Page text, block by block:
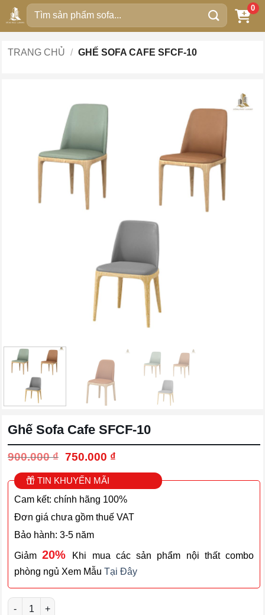
qua
dung
Tìm
kiếm:
0
TRANG CHỦ / GHẾ SOFA CAFE SFCF-10
Ghế Sofa Cafe SFCF-10
900.000₫ Giá
là:
900.000 ₫.
750.000 ₫Giá
là:
750.000 ₫.
TIN KHUYẾN MÃI
Cam kết: chính hãng 100%
Đơn giá chưa gồm thuế VAT
Bảo hành: 3-5 năm
Giảm20%
Khi mua các sản phẩm nội thất combo
phòng ngủ Xem Mẫu Tại Đây
Ghế Sofa Cafe SFCF-10 số lượng